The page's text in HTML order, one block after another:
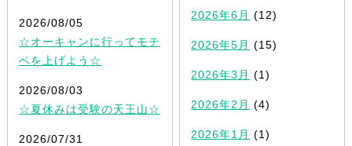
2026/08/05
☆オーキャンに行ってモチ
ベを上げよう☆
2026/08/03
☆夏休みは受験の天王山☆
2026/07/31
2026年6月 (12)
2026年5月 (15)
2026年3月 (1)
2026年2月 (4)
2026年1月 (1)